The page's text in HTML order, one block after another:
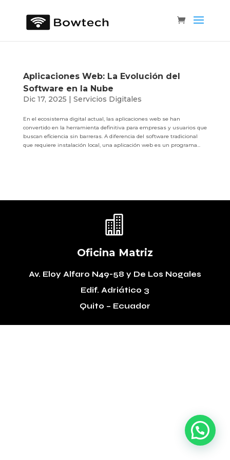
Aplicaciones Web: La Evolución del
Software en la Nube
Dic 17, 2025 | Servicios Digitales
En el ecosistema digital actual, las aplicaciones web se han
convertido en la herramienta definitiva para empresas y usuarios que
buscan eficiencia sin barreras. A diferencia del software tradicional
que requiere instalación local, una aplicación web es un programa...

Oficina Matriz
Av. Eloy Alfaro N49-58 y De Los Nogales
Edif. Adriático 3
Quito – Ecuador